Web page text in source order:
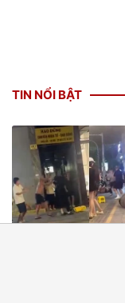
TIN NỔI BẬT